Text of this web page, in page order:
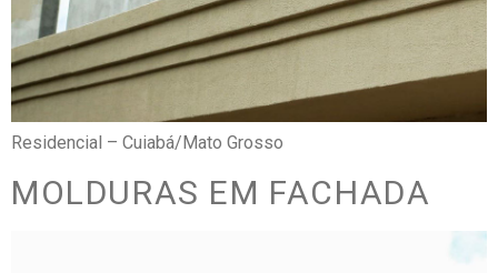
Residencial – Cuiabá/Mato Grosso
MOLDURAS EM FACHADA